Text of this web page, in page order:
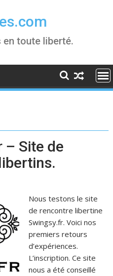
toute liberté.
– Site de
Nous testons le site
de rencontre libertine
Swingsy.fr. Voici nos
premiers retours
d’expériences.
L’inscription. Ce site
nous a été conseillé